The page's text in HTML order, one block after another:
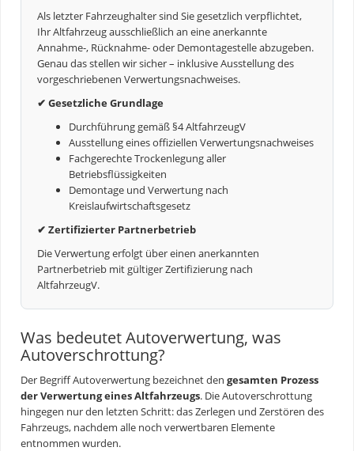
Als letzter Fahrzeughalter sind Sie gesetzlich verpflichtet,
Ihr Altfahrzeug ausschließlich an eine anerkannte
Annahme-, Rücknahme- oder Demontagestelle abzugeben.
Genau das stellen wir sicher – inklusive Ausstellung des
vorgeschriebenen Verwertungsnachweises.
✔ Gesetzliche Grundlage
Durchführung gemäß §4 AltfahrzeugV
Ausstellung eines offiziellen Verwertungsnachweises
Fachgerechte Trockenlegung aller
Betriebsflüssigkeiten
Demontage und Verwertung nach
Kreislaufwirtschaftsgesetz
✔ Zertifizierter Partnerbetrieb
Die Verwertung erfolgt über einen anerkannten
Partnerbetrieb mit gültiger Zertifizierung nach
AltfahrzeugV.
Was bedeutet Autoverwertung, was
Autoverschrottung?
Der BegriffAutoverwertung bezeichnet den gesamten Prozess
der Verwertung eines Altfahrzeugs. Die Autoverschrottung
hingegen nur den letzten Schritt: das Zerlegen und Zerstören des
Fahrzeugs, nachdem alle noch verwertbaren Elemente
entnommen wurden.